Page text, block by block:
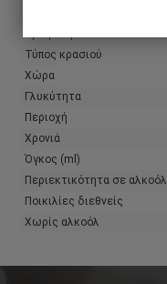
Τύπος κρασιού
Χώρα
Γλυκύτητα
Περιοχή
Χρονιά
Όγκος (ml)
Περιεκτικότητα σε αλκοόλ
Ποικιλίες διεθνείς
Χωρίς αλκοόλ